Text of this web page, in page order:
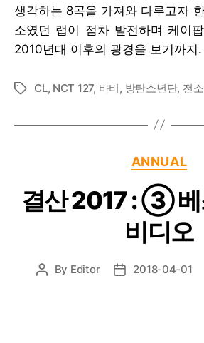
생각하는 8곡을 가져와 다루고자
소였던 랩이 점차 발전하며 케이
2010년대 이후의 광경을 보기까지.
TagsCL, NCT 127, 바비, 방탄소년단, 전
ANNUAL
결산 2017 : ③ 베
비디오
Post
By Editor
Post2018-04-01